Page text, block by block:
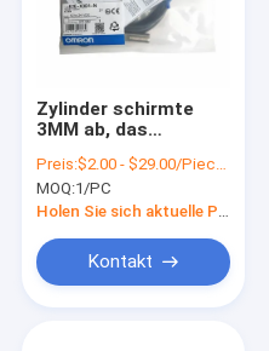
Zylinder schirmte
3MM ab, das
OMRON E2E-X3D1-N
förderte
Preis:$2.00 - $29.00/Pieces
MOQ:1/PC
Holen Sie sich aktuelle Preis
Kontakt